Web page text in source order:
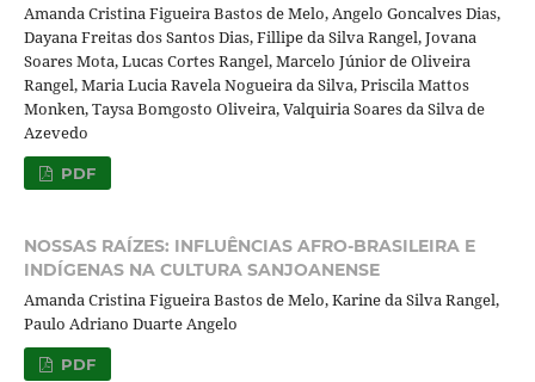
Amanda Cristina Figueira Bastos de Melo, Angelo Goncalves Dias,
Dayana Freitas dos Santos Dias, Fillipe da Silva Rangel, Jovana
Soares Mota, Lucas Cortes Rangel, Marcelo Júnior de Oliveira
Rangel, Maria Lucia Ravela Nogueira da Silva, Priscila Mattos
Monken, Taysa Bomgosto Oliveira, Valquiria Soares da Silva de
Azevedo
PDF
NOSSAS RAÍZES: INFLUÊNCIAS AFRO-BRASILEIRA E
INDÍGENAS NA CULTURA SANJOANENSE
Amanda Cristina Figueira Bastos de Melo, Karine da Silva Rangel,
Paulo Adriano Duarte Angelo
PDF